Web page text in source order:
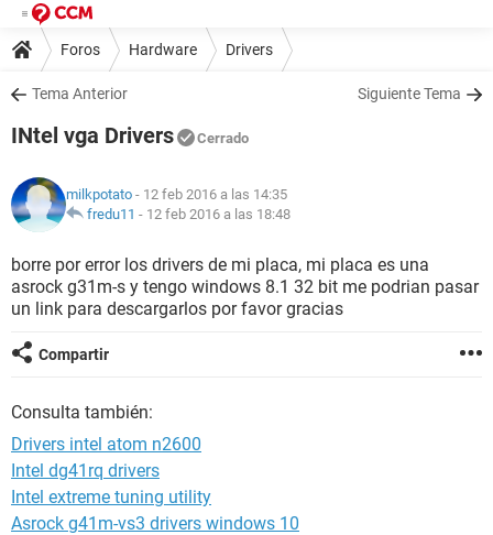
Foros Hardware Drivers
Tema Anterior Siguiente Tema
INtel vga Drivers Cerrado
milkpotato - 12 feb 2016 a las 14:35
fredu11 - 12 feb 2016 a las 18:48
borre por error los drivers de mi placa, mi placa es una
asrock g31m-s y tengo windows 8.1 32 bit me podrian pasar
un link para descargarlos por favor gracias
Compartir
Consulta también:
Drivers intel atom n2600
Intel dg41rq drivers
Intel extreme tuning utility
Asrock g41m-vs3 drivers windows 10